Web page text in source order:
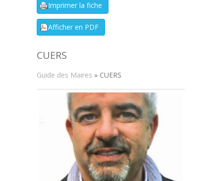
CUERS
Guide des Maires » CUERS